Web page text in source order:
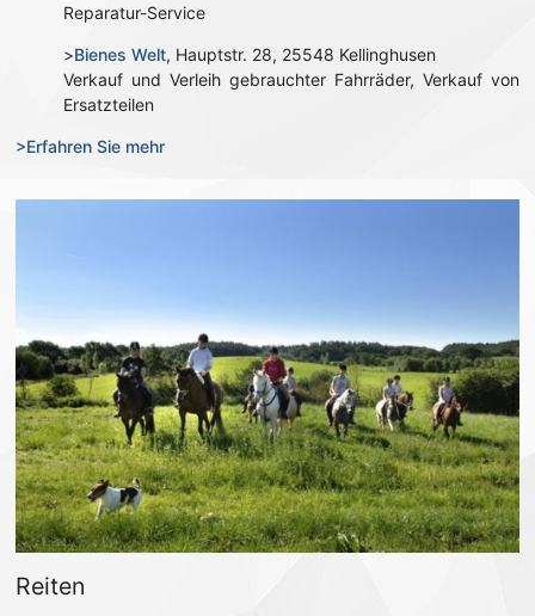
Reparatur-Service
>Bienes Welt, Hauptstr. 28, 25548 Kellinghusen
Verkauf und Verleih gebrauchter Fahrräder, Verkauf von
Ersatzteilen
>Erfahren Sie mehr
Reiten